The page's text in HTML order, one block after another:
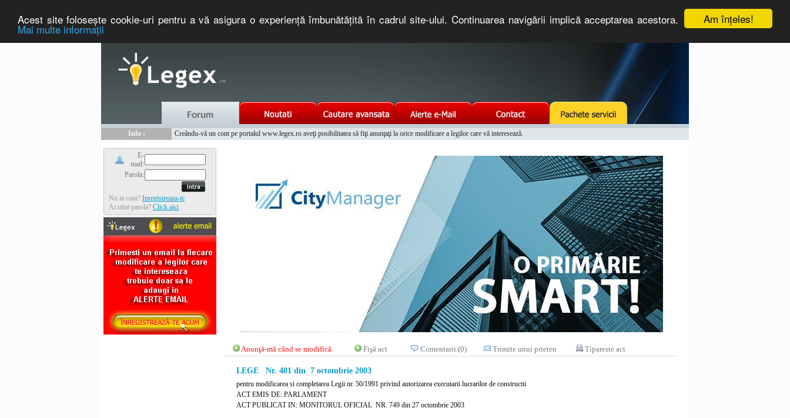
Am înţeles!
Acest site foloseşte cookie-uri pentru a vă asigura o experienţă îmbunătăţită în cadrul site-ului. Continuarea navigării implică acceptarea acestora.
Mai multe informaţii
Info :
Creându-vă un cont pe portalul www.legex.ro aveţi posibilitatea să fiţi anunţaţi la orice modificare a legilor care vă interesează.
E-
mail:
Parola:
Nu ai cont? Inregistreaza-te
Ai uitat parola? Click aici
Anunţă-mă când se modifică Fişă act Comentarii (0) Trimite unui prieten Tipareste act
LEGE Nr. 401 din 7 octombrie 2003
pentru modificarea si completarea Legii nr. 50/1991 privind autorizarea executarii lucrarilor de constructii
ACT EMIS DE: PARLAMENT
ACT PUBLICAT IN: MONITORUL OFICIAL NR. 749 din 27 octombrie 2003